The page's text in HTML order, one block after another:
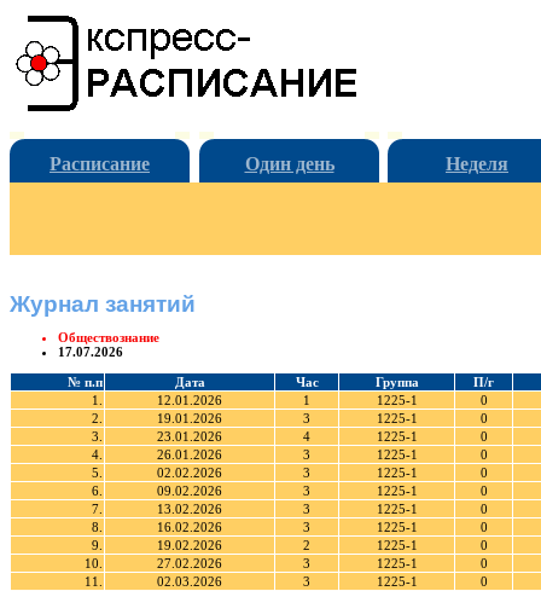
Расписание Один день Неделя
Журнал занятий
Обществознание
17.07.2026
№ п.п Дата Час Группа
П/г
1.
12.01.2026 1 1225-1
0
2.
19.01.2026 3 1225-1
0
3.
23.01.2026 4 1225-1
0
4.
26.01.2026 3 1225-1
0
5.
02.02.2026 3 1225-1
0
6.
09.02.2026 3 1225-1
0
7.
13.02.2026 3 1225-1
0
8.
16.02.2026 3 1225-1
0
9.
19.02.2026 2 1225-1
0
10.
27.02.2026 3 1225-1
0
11.
02.03.2026 3 1225-1
0